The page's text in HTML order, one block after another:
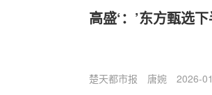
高盛‘：’东方甄选
楚天都市报 唐婉 2026-